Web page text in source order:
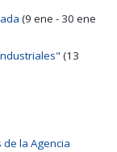
(9 ene - 30 ene
(13
la Agencia